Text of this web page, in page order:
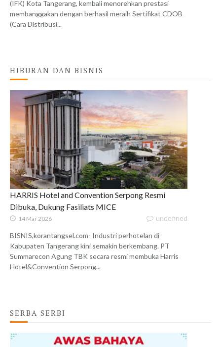
(IFK) Kota Tangerang, kembali menorehkan prestasi
membanggakan dengan berhasil meraih Sertifikat CDOB
(Cara Distribusi...
HIBURAN DAN BISNIS
HARRIS Hotel and Convention Serpong Resmi
Dibuka, Dukung Fasiliats MICE
14 Mar 2026 undefined
BISNIS,korantangsel.com- Industri perhotelan di
Kabupaten Tangerang kini semakin berkembang. PT
Summarecon Agung TBK secara resmi membuka Harris
Hotel&Convention Serpong...
SERBA SERBI